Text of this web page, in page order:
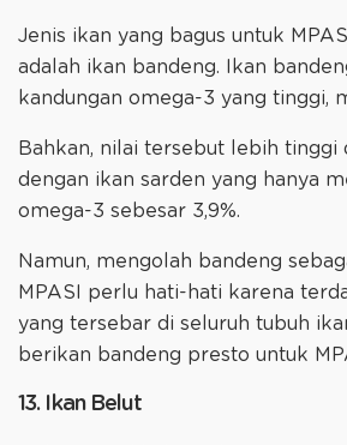
Jenis ikan yang bagus untuk
adalah ikan bandeng. Ikan
kandungan omega-3 yang tinggi,
Bahkan, nilai tersebut lebih tinggi
dengan ikan sarden yang hanya
omega-3 sebesar 3,9%.
Namun, mengolah bandeng
MPASI perlu hati-hati karena
yang tersebar di seluruh tubuh
berikan bandeng presto untuk
13. Ikan Belut